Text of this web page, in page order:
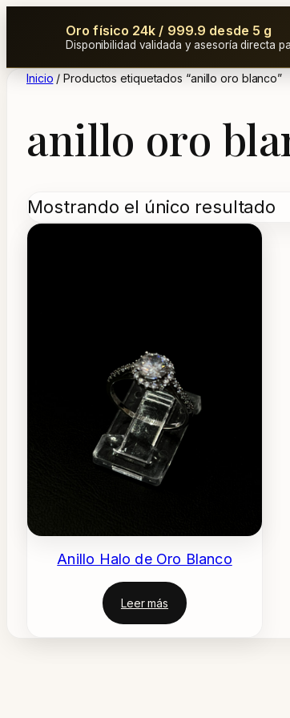
Oro físico 24k / 999.9 desde 5 g
Disponibilidad validada y asesoría directa
Inicio / Productos etiquetados “anillo oro blanco”
anillo oro
Mostrando el único resultado
Anillo Halo de Oro Blanco
Leer más